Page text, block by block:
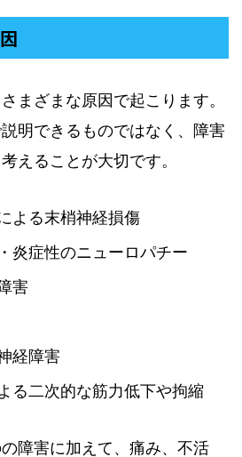
まざまな原因で起こります。
明できるものではなく、障害
えることが大切です。
よる末梢神経損傷
炎症性のニューロパチー
害
経障害
る二次的な筋力低下や拘縮
障害に加えて、痛み、不活